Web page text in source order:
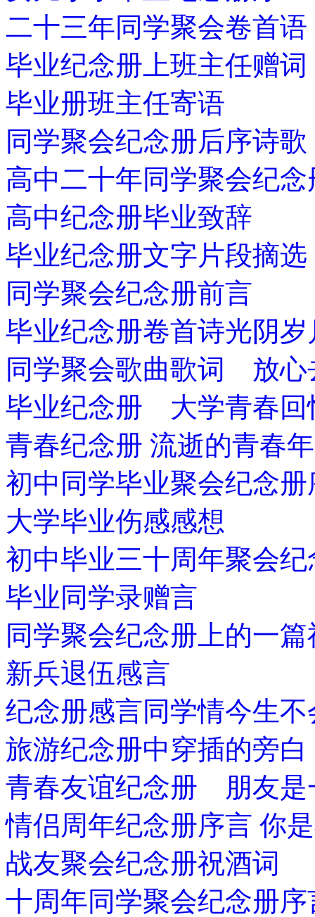
二十三年同学聚会卷首语
毕业纪念册上班主任赠词
毕业册班主任寄语
同学聚会纪念册后序诗歌
高中二十年同学聚会纪念
高中纪念册毕业致辞
毕业纪念册文字片段摘选
同学聚会纪念册前言
毕业纪念册卷首诗光阴岁
同学聚会歌曲歌词 放心
毕业纪念册 大学青春回
青春纪念册 流逝的青春
初中同学毕业聚会纪念册
大学毕业伤感感想
初中毕业三十周年聚会
毕业同学录赠言
同学聚会纪念册上的一
新兵退伍感言
纪念册感言同学情今生不
旅游纪念册中穿插的旁白
青春友谊纪念册 朋友是
情侣周年纪念册序言 你
战友聚会纪念册祝酒词
十周年同学聚会纪念册序